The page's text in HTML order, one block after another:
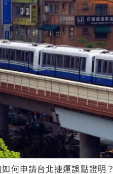
何申請台北捷運誤點證明？